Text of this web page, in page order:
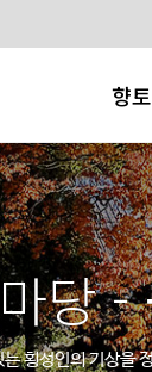
향
어사
횡성
향토
연구
당 -
는 횡성인의 기상을